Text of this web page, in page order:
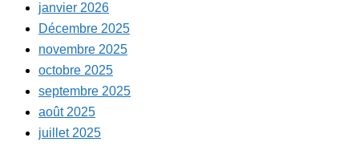
janvier 2026
Décembre 2025
novembre 2025
octobre 2025
septembre 2025
août 2025
juillet 2025